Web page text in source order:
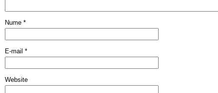
Nume *
E-mail *
Website